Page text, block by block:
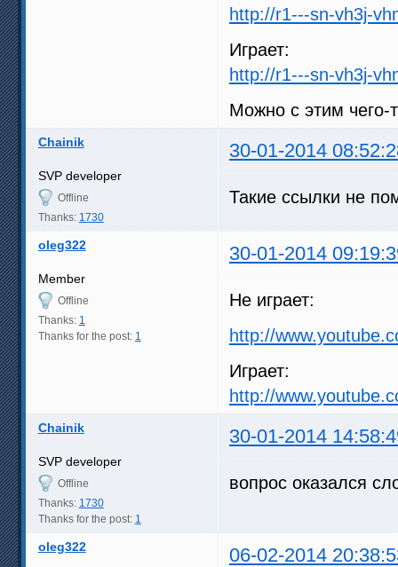
http://r1---sn-vh3j-
Играет:
http://r1---sn-vh3j-
Можно с этим чего-
Chainik 30-01-2014
SVP developer
Offline
Thanks: 1730
Такие ссылки не
oleg322 30-01-2014
Member
Offline
Thanks: 1
Thanks for the post: 1
Не играет:
http://
Играет:
http://
Chainik 30-01-2014
SVP developer
Offline
Thanks: 1730
Thanks for the post: 1
вопрос оказался
oleg322 06-02-2014